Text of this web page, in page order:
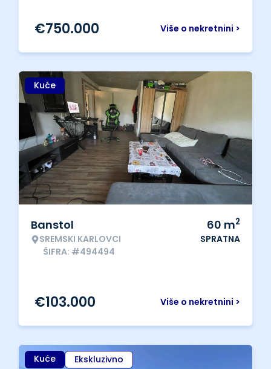
Više o nekretnini >
€750.000
Kuće
Banstol
SREMSKI KARLOVCI
ŠIFRA: #494494
60 m2
SPRATNA
Više o nekretnini >
€103.000
Kuće Ekskluzivno